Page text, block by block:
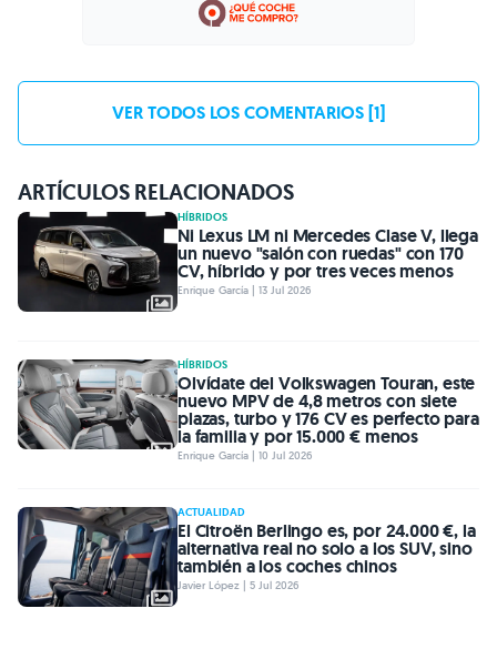
VER TODOS LOS COMENTARIOS [1]
ARTÍCULOS RELACIONADOS
HÍBRIDOS
Ni Lexus LM ni Mercedes Clase V, llega
un nuevo "salón con ruedas" con 170
CV, híbrido y por tres veces menos
Enrique García | 13 Jul 2026
HÍBRIDOS
Olvídate del Volkswagen Touran, este
nuevo MPV de 4,8 metros con siete
plazas, turbo y 176 CV es perfecto para
la familia y por 15.000 € menos
Enrique García | 10 Jul 2026
ACTUALIDAD
El Citroën Berlingo es, por 24.000 €, la
alternativa real no solo a los SUV, sino
también a los coches chinos
Javier López | 5 Jul 2026